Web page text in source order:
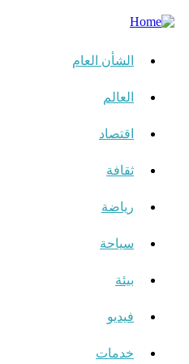
الشأن العام
العالم
اقتصاد
ثقافة
رياضة
سياحة
بيئة
فيديو
خدمات